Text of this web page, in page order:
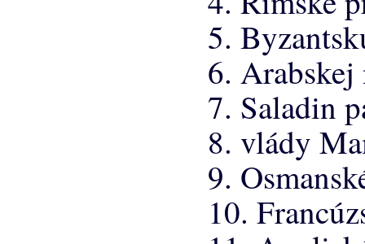
5.
6. Arabskej
7. Saladin
8. vlády
9.
10.